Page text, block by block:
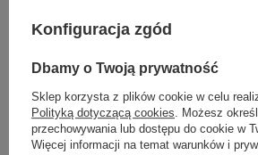
Co pozostało bez zmian?
Na szczęście to, co najlepsze, pozostało!
nadal oferuje:
Technologię AUTOSEAL™: To serce
gwarancja 100% szczelności i
przeciekaniem , na którą zawsze
Konfiguracja zgód
Dbamy o Twoją prywatność
Sklep korzysta z plików cookie w celu
Polityką dotyczącą cookies . Możesz
przechowywania lub dostępu do cookie w
Więcej informacji na temat warunków i